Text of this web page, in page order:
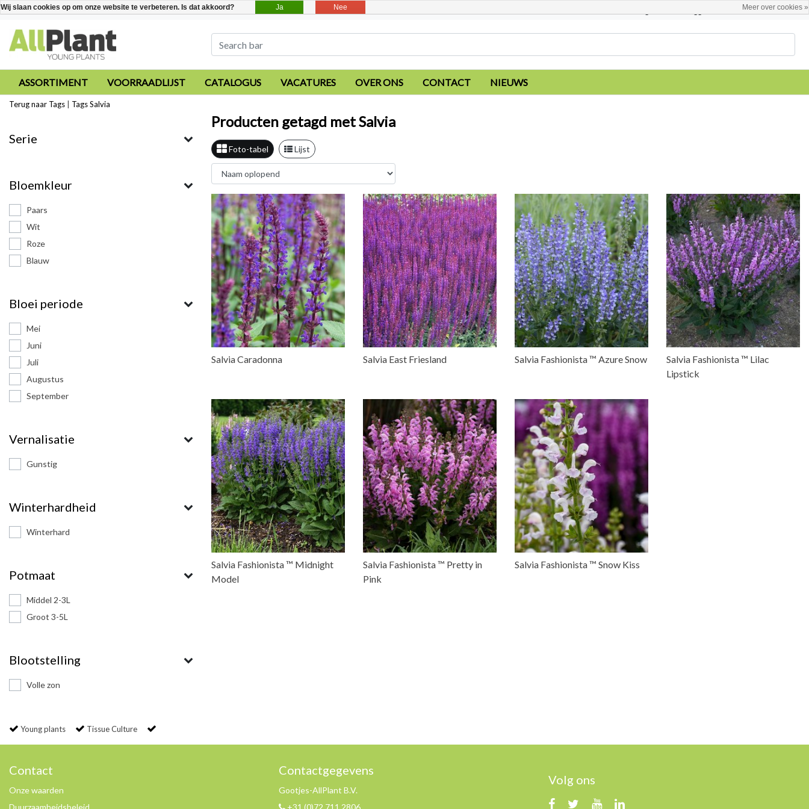
Nederlands
ASSORTIMENT VOORRAADLIJST CATALOGUS VACATURES OVER ONS CONTACT NIEUWS
Terug naar Tags TagsSalvia
Serie
Bloemkleur
Paars
Wit
Roze
Blauw
Bloei periode
Mei
Juni
Juli
Augustus
September
Vernalisatie
Gunstig
Winterhardheid
Winterhard
Potmaat
Middel 2-3L
Groot 3-5L
Blootstelling
Volle zon
Producten getagd met Salvia
Foto-tabel Lijst
Salvia Caradonna Salvia East Friesland Salvia Fashionista ™ Azure Snow
Salvia Fashionista ™ Lilac
Lipstick
Salvia Fashionista ™ Midnight
Model
Salvia Fashionista ™ Pretty in
Pink
Salvia Fashionista ™ Snow Kiss
Young plants Tissue Culture
Contact
Onze waarden
Duurzaamheidsbeleid
Contactgegevens
Gootjes-AllPlant B.V.
+31 (0)72 711 2806
Volg ons
Wij slaan cookies op om onze website te verbeteren. Is dat akkoord? Ja Nee Meer over cookies »